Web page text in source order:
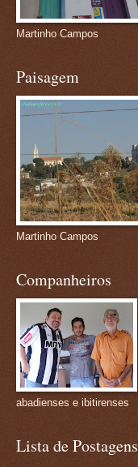
Martinho Campos
Paisagem
Martinho Campos
Companheiros
abadienses e ibitirenses
Lista de Postagens